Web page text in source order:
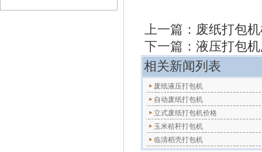
上一篇： 废纸打包
下一篇： 液压打包
相关新闻列表
废纸液压打包机
自动废纸打包机
立式废纸打包机价格
玉米秸秆打包机
临清稻壳打包机